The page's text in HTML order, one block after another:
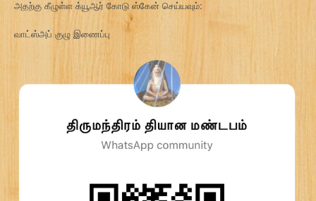
அதற்கு கீழுள்ள க்யூஆர் கோடு ஸ்கேன் செய்யவும்:
வாட்ஸ்அப் குழு இணைப்பு